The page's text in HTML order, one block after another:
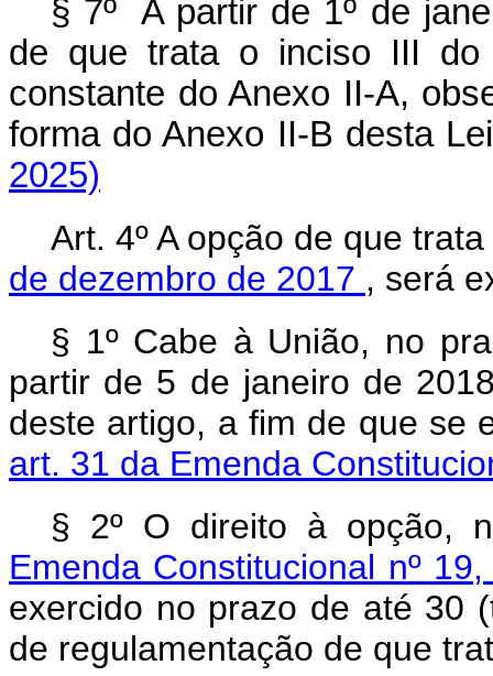
§ 7º A partir de 1º de
de que trata o inciso III
constante do Anexo II-A,
forma do Anexo II-B desta
2025)
Art. 4º A opção de que
de dezembro de 2017 , será
§ 1º Cabe à União, no
partir de 5 de janeiro de
deste artigo, a fim de que se
art. 31 da Emenda
§ 2º O direito à opção,
Emenda Constitucional nº
exercido no prazo de até 30
de regulamentação de que